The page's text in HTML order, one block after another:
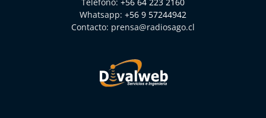
Whatsapp: +56 9 57244942
Contacto: prensa@radiosago.cl